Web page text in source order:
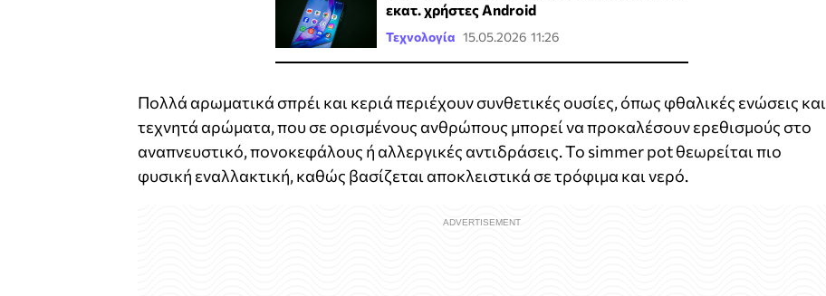
εκατ. χρήστες Android
Τεχνολογία 15.05.2026 11:26
Πολλά αρωματικά σπρέι και κεριά περιέχουν συνθετικές ουσίες, όπως φθαλικές ενώσεις και
τεχνητά αρώματα, που σε ορισμένους ανθρώπους μπορεί να προκαλέσουν ερεθισμούς στο
αναπνευστικό, πονοκεφάλους ή αλλεργικές αντιδράσεις. Το simmer pot θεωρείται πιο
φυσική εναλλακτική, καθώς βασίζεται αποκλειστικά σε τρόφιμα και νερό.